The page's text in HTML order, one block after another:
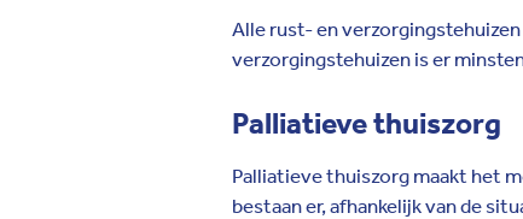
Alle rust- en
verzorgingstehuizen is er
Palliatieve thuiszorg
Palliatieve thuiszorg maakt het
bestaan er, afhankelijk van de